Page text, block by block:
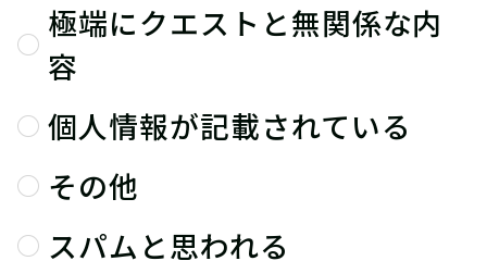
極端にクエストと無関係な内
容
個人情報が記載されている
その他
スパムと思われる